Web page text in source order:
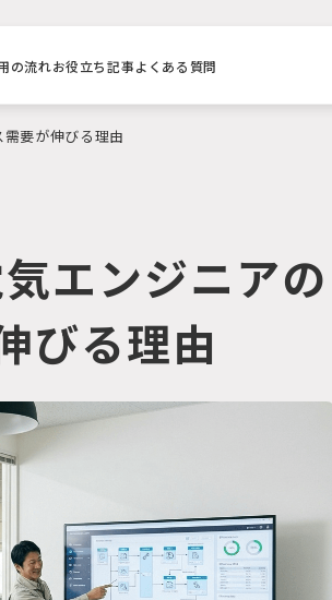
の流れお役立ち記事よくある質問
要が伸びる理由
エンジニアの
びる理由